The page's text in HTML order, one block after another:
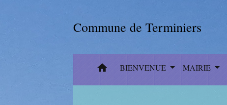
Commune de Terminiers
home BIENVENUE MAIRIE